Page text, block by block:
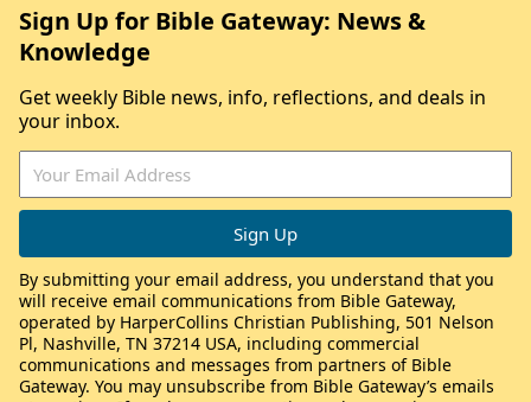
Sign Up for Bible Gateway: News &
Knowledge
Get weekly Bible news, info, reflections, and deals in
your inbox.
By submitting your email address, you understand that you
will receive email communications from Bible Gateway,
operated by HarperCollins Christian Publishing, 501 Nelson
Pl, Nashville, TN 37214 USA, including commercial
communications and messages from partners of Bible
Gateway. You may unsubscribe from Bible Gateway’s emails